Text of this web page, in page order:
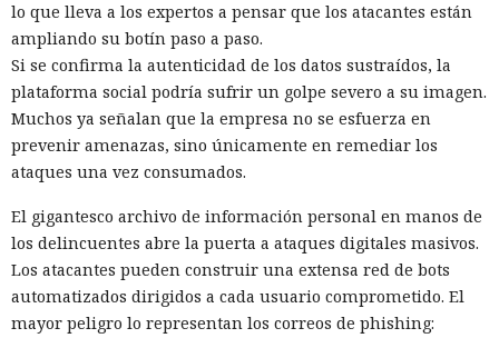
lo que lleva a los expertos a pensar que los atacantes están
ampliando su botín paso a paso.
Si se confirma la autenticidad de los datos sustraídos, la
plataforma social podría sufrir un golpe severo a su imagen.
Muchos ya señalan que la empresa no se esfuerza en
prevenir amenazas, sino únicamente en remediar los
ataques una vez consumados.
El gigantesco archivo de información personal en manos de
los delincuentes abre la puerta a ataques digitales masivos.
Los atacantes pueden construir una extensa red de bots
automatizados dirigidos a cada usuario comprometido. El
mayor peligro lo representan los correos de phishing: